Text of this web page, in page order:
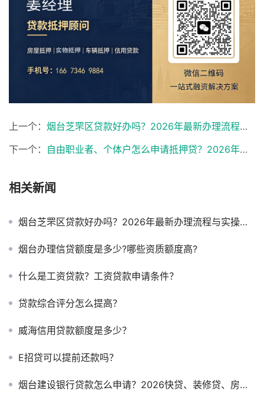
上一个： 烟台芝罘区贷款好办吗？2026年最新办理流程与实操攻略
下一个： 自由职业者、个体户怎么申请抵押贷？2026年烟台最新方案与操作指南
相关新闻
烟台芝罘区贷款好办吗？2026年最新办理流程与实操攻略
烟台办理信贷额度是多少?哪些资质额度高?
什么是工资贷款？工资贷款申请条件？
贷款综合评分怎么提高？
威海信用贷款额度是多少？
E招贷可以提前还款吗？
烟台建设银行贷款怎么申请？2026快贷、装修贷、房抵贷利率与条件全解析